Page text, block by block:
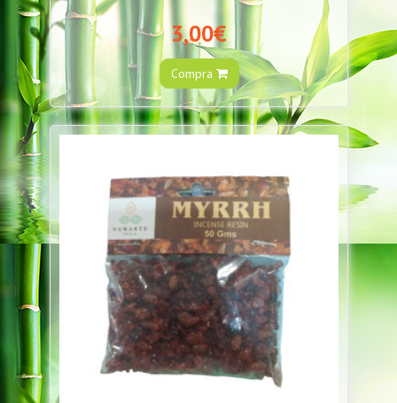
3,00€
Compra